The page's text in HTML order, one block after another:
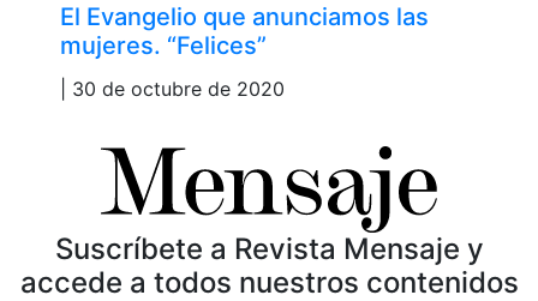
El Evangelio que anunciamos las
mujeres. “Felices”
| 30 de octubre de 2020
Suscríbete a Revista Mensaje y
accede a todos nuestros contenidos